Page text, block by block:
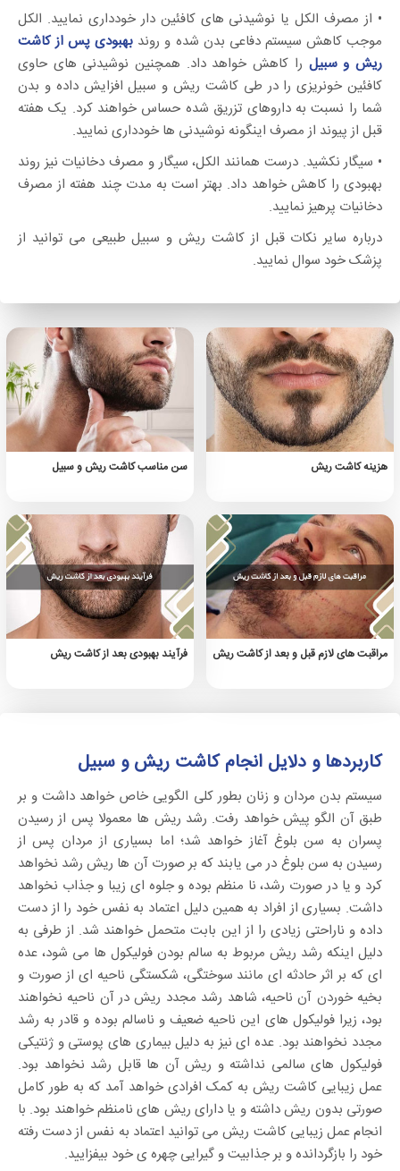
• از مصرف الکل یا نوشیدنی های کافئین دار خودداری نمایید. الکل
موجب کاهش سیستم دفاعی بدن شده و روند بهبودی پس از کاشت
ریش و سبیل را کاهش خواهد داد. همچنین نوشیدنی های حاوی
کافئین خونریزی را در طی کاشت ریش و سبیل افزایش داده و بدن
شما را نسبت به داروهای تزریق شده حساس خواهند کرد. یک هفته
قبل از پیوند از مصرف اینگونه نوشیدنی ها خودداری نمایید.
• سیگار نکشید. درست همانند الکل، سیگار و مصرف دخانیات نیز روند
بهبودی را کاهش خواهد داد. بهتر است به مدت چند هفته از مصرف
دخانیات پرهیز نمایید.
درباره سایر نکات قبل از کاشت ریش و سبیل طبیعی می توانید از
پزشک خود سوال نمایید.
هزینه کاشت ریش سن مناسب کاشت ریش و سبیل
مراقبت های لازم قبل و بعد از کاشت ریش فرآیند بهبودی بعد از کاشت ریش
کاربردها و دلایل انجام کاشت ریش و سبیل
سیستم بدن مردان و زنان بطور کلی الگویی خاص خواهد داشت و بر
طبق آن الگو پیش خواهد رفت. رشد ریش ها معمولا پس از رسیدن
پسران به سن بلوغ آغاز خواهد شد؛ اما بسیاری از مردان پس از
رسیدن به سن بلوغ در می یابند که بر صورت آن ها ریش رشد نخواهد
کرد و یا در صورت رشد، نا منظم بوده و جلوه ای زیبا و جذاب نخواهد
داشت. بسیاری از افراد به همین دلیل اعتماد به نفس خود را از دست
داده و ناراحتی زیادی را از این بابت متحمل خواهند شد. از طرفی به
دلیل اینکه رشد ریش مربوط به سالم بودن فولیکول ها می شود، عده
ای که بر اثر حادثه ای مانند سوختگی، شکستگی ناحیه ای از صورت و
بخیه خوردن آن ناحیه، شاهد رشد مجدد ریش در آن ناحیه نخواهند
بود، زیرا فولیکول های این ناحیه ضعیف و ناسالم بوده و قادر به رشد
مجدد نخواهند بود. عده ای نیز به دلیل بیماری های پوستی و ژنتیکی
فولیکول های سالمی نداشته و ریش آن ها قابل رشد نخواهد بود.
عمل زیبایی کاشت ریش به کمک افرادی خواهد آمد که به طور کامل
صورتی بدون ریش داشته و یا دارای ریش های نامنظم خواهند بود. با
انجام عمل زیبایی کاشت ریش می توانید اعتماد به نفس از دست رفته
خود را بازگردانده و بر جذابیت و گیرایی چهره ی خود بیفزایید.